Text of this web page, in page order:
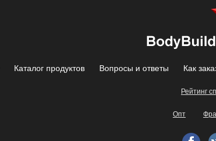
Каталог продуктов Вопросы и ответы Как
Рейтинг
Опт